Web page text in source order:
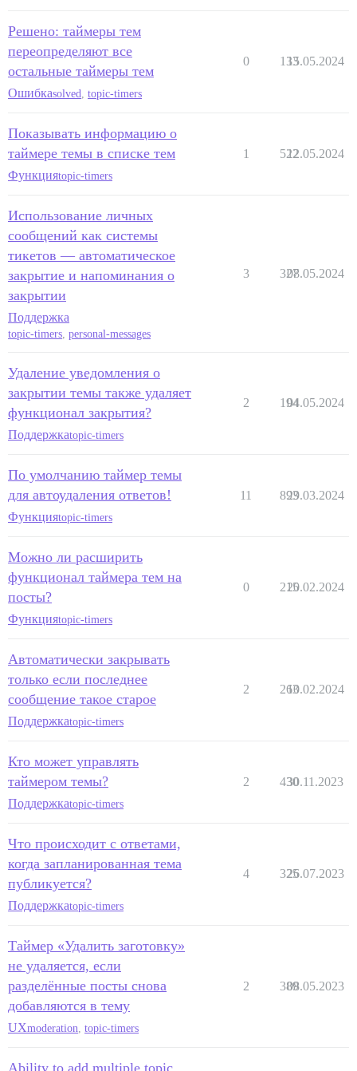
Решено: таймеры тем
переопределяют все
остальные таймеры тем
Ошибкаsolved topic-timers
0 133
15.05.2024
Показывать информацию о
таймере темы в списке тем
Функцияtopic-timers
1 522
12.05.2024
Использование личных
сообщений как системы
тикетов — автоматическое
закрытие и напоминания о
закрытии
Поддержка
topic-timers, personal-messages
3 327
08.05.2024
Удаление уведомления о
закрытии темы также удаляет
функционал закрытия?
Поддержкаtopic-timers
2 194
04.05.2024
По умолчанию таймер темы
для автоудаления ответов!
Функцияtopic-timers
11 893
29.03.2024
Можно ли расширить
функционал таймера тем на
посты?
Функцияtopic-timers
0 215
20.02.2024
Автоматически закрывать
только если последнее
сообщение такое старое
Поддержкаtopic-timers
2 263
10.02.2024
Кто может управлять
таймером темы?
Поддержкаtopic-timers
2 430
30.11.2023
Что происходит с ответами,
когда запланированная тема
публикуется?
Поддержкаtopic-timers
4 325
26.07.2023
Таймер «Удалить заготовку»
не удаляется, если
разделённые посты снова
добавляются в тему
UXmoderation topic-timers
2 389
08.05.2023
Ability to add multiple topic